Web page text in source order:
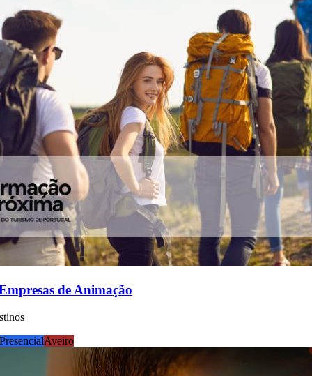
de Animação
Aveiro